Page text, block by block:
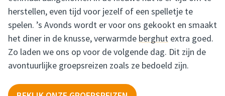
herstellen, even tijd voor jezelf of een spelletje te
spelen. ’s Avonds wordt er voor ons gekookt en smaakt
het diner in de knusse, verwarmde berghut extra goed.
Zo laden we ons op voor de volgende dag. Dit zijn de
avontuurlijke groepsreizen zoals ze bedoeld zijn.